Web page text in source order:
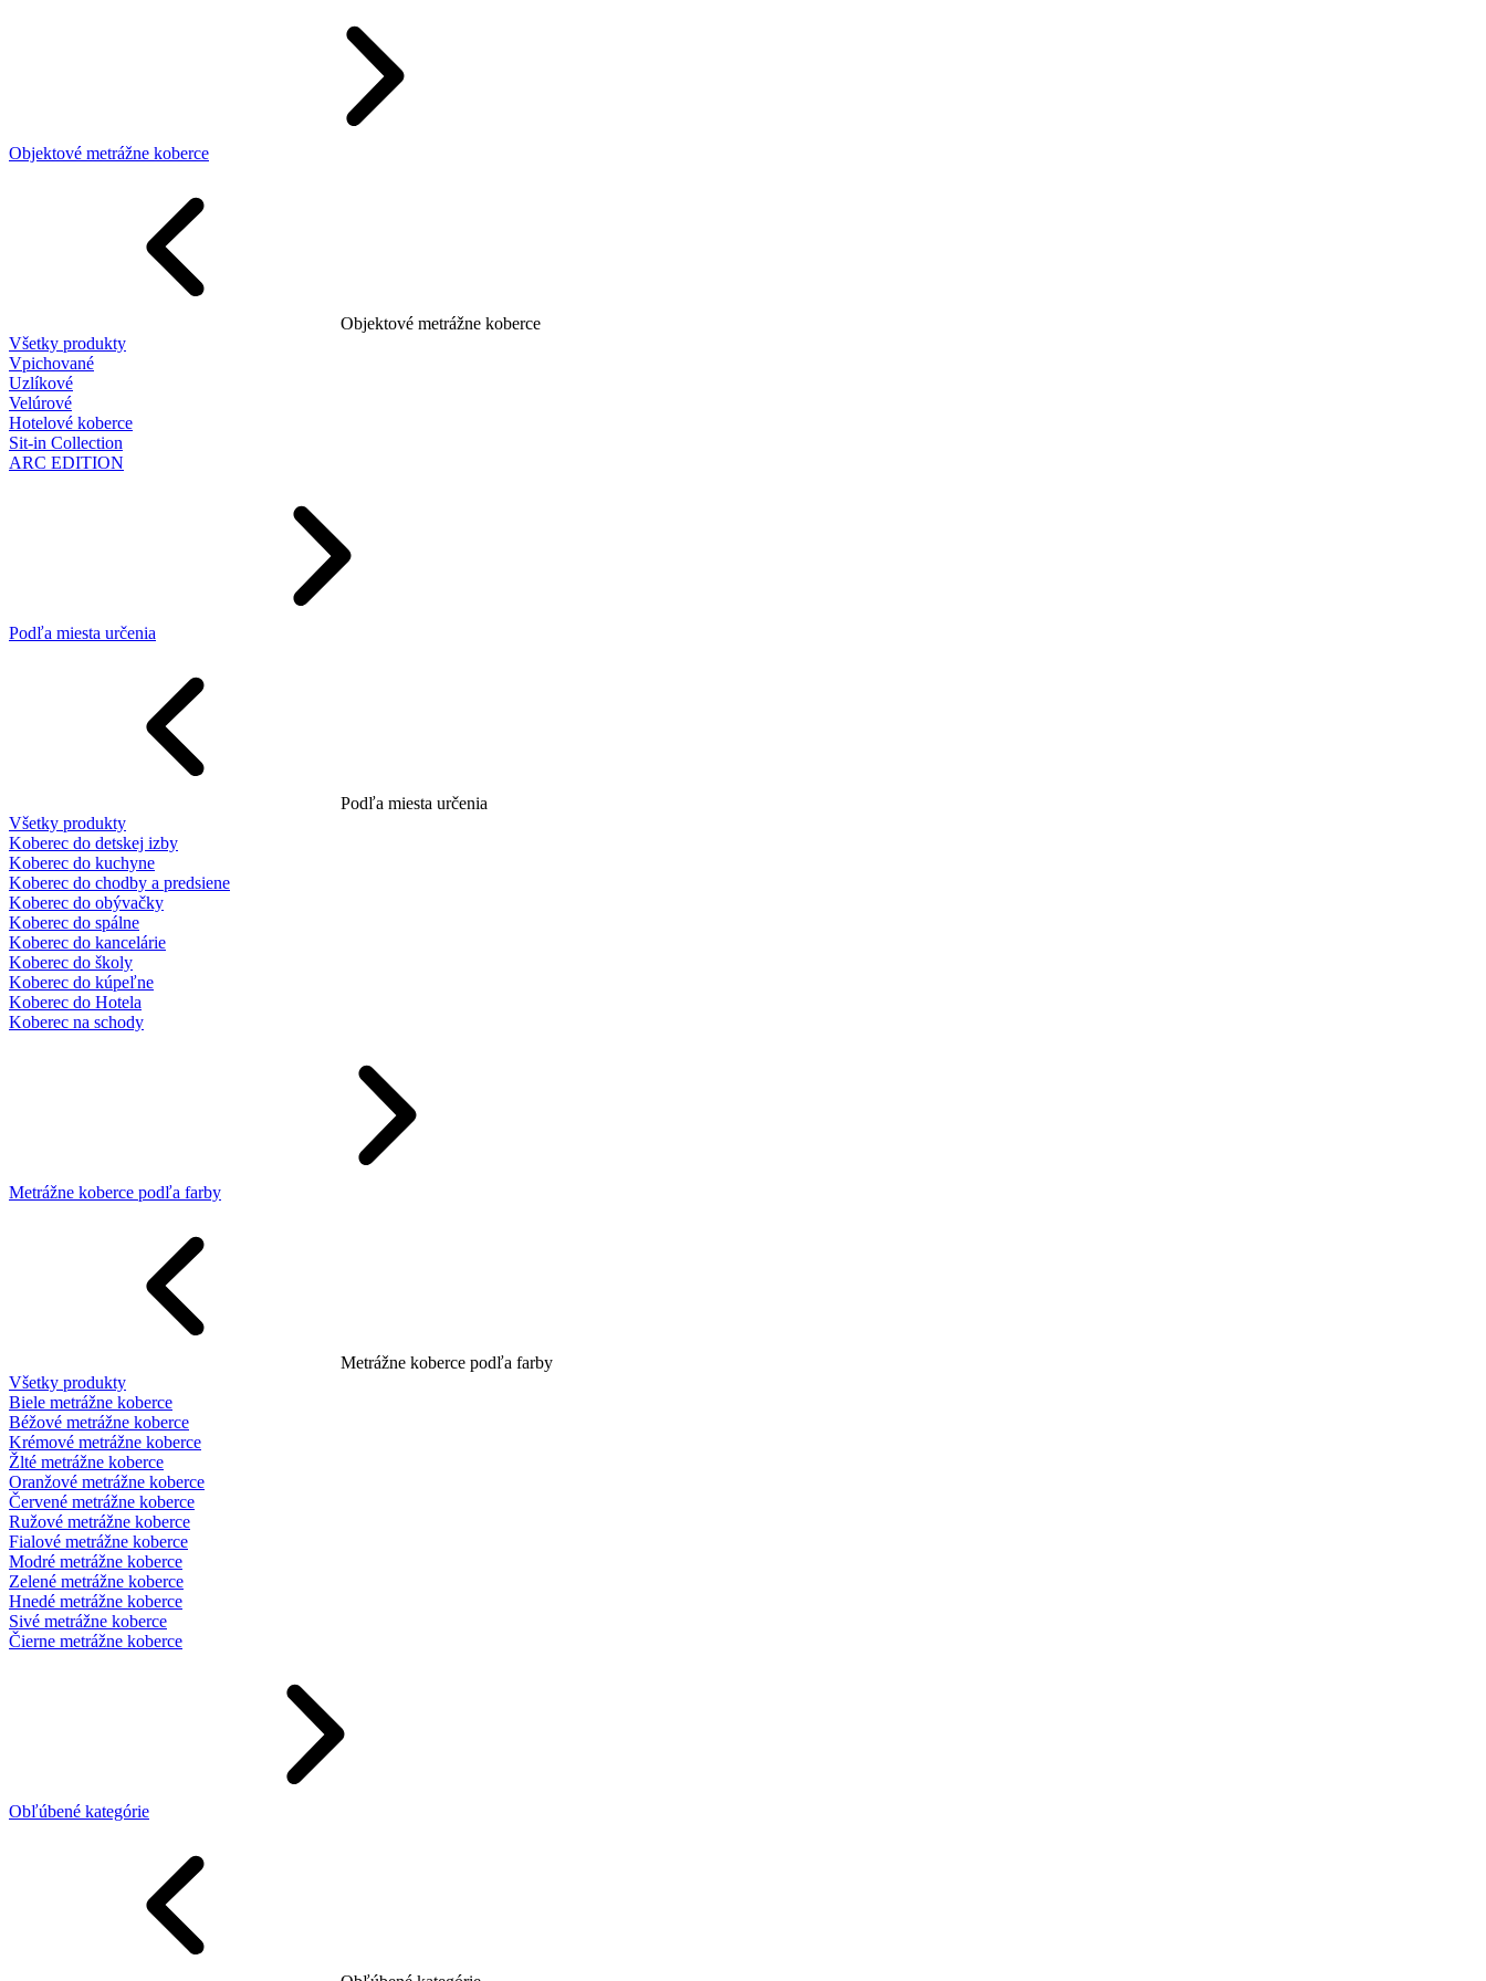
Objektové metrážne koberce
Objektové metrážne koberce
Všetky produkty
Vpichované
Uzlíkové
Velúrové
Hotelové koberce
Sit-in Collection
ARC EDITION
Podľa miesta určenia
Podľa miesta určenia
Všetky produkty
Koberec do detskej izby
Koberec do kuchyne
Koberec do chodby a predsiene
Koberec do obývačky
Koberec do spálne
Koberec do kancelárie
Koberec do školy
Koberec do kúpeľne
Koberec do Hotela
Koberec na schody
Metrážne koberce podľa farby
Metrážne koberce podľa farby
Všetky produkty
Biele metrážne koberce
Béžové metrážne koberce
Krémové metrážne koberce
Žlté metrážne koberce
Oranžové metrážne koberce
Červené metrážne koberce
Ružové metrážne koberce
Fialové metrážne koberce
Modré metrážne koberce
Zelené metrážne koberce
Hnedé metrážne koberce
Sivé metrážne koberce
Čierne metrážne koberce
Obľúbené kategórie